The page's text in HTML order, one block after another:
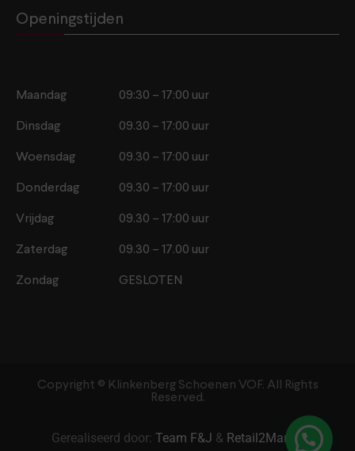
Openingstijden
Maandag 09:30 – 17:00 uur
Dinsdag 09.30 – 17:00 uur
Woensdag 09.30 – 17:00 uur
Donderdag 09.30 – 17:00 uur
Vrijdag 09.30 – 17:00 uur
Zaterdag 09.30 – 17.00 uur
Zondag GESLOTEN
Copyright ©️ Klinkenberg Schoenen VOF. All Rights
Reserved.
Gerealiseerd door: Team F&J & Retail2Market